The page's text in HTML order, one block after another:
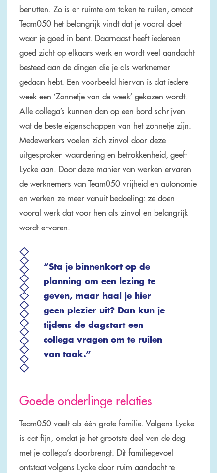
benutten. Zo is er ruimte om taken te ruilen, omdat
Team050 het belangrijk vindt dat je vooral doet
waar je goed in bent. Daarnaast heeft iedereen
goed zicht op elkaars werk en wordt veel aandacht
besteed aan de dingen die je als werknemer
gedaan hebt. Een voorbeeld hiervan is dat iedere
week een ‘Zonnetje van de week’ gekozen wordt.
Alle collega’s kunnen dan op een bord schrijven
wat de beste eigenschappen van het zonnetje zijn.
Medewerkers voelen zich zinvol door deze
uitgesproken waardering en betrokkenheid, geeft
Lycke aan. Door deze manier van werken ervaren
de werknemers van Team050 vrijheid en autonomie
en werken ze meer vanuit bedoeling: ze doen
vooral werk dat voor hen als zinvol en belangrijk
wordt ervaren.
“Sta je binnenkort op de
planning om een lezing te
geven, maar haal je hier
geen plezier uit? Dan kun je
tijdens de dagstart een
collega vragen om te ruilen
van taak.”
Goede onderlinge relaties
Team050 voelt als één grote familie. Volgens Lycke
is dat fijn, omdat je het grootste deel van de dag
met je collega’s doorbrengt. Dit familiegevoel
ontstaat volgens Lycke door ruim aandacht te